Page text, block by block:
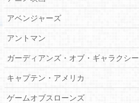
アベンジャーズ
アントマン
ガーディアンズ・オブ・ギャラクシー
キャプテン・アメリカ
ゲームオブスローンズ